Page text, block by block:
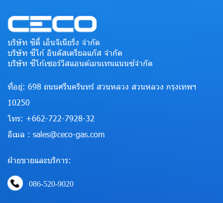
บริษัท ซิตี้ เอ็นจิเนียริ่ง จำกัด
บริษัท ซีโก้ อินดัสเตรียลแก๊ส จำกัด
บริษัท ซีโก้เซอร์วิสแอนด์เมนเทนแนนซ์จำกัด
ที่อยู่: 698 ถนนศรีนครินทร์ สวนหลวง สวนหลวง กรุงเทพฯ
10250
โทร: +662-722-7928-32
อีเมล : sales@ceco-gas.com
ฝ่ายขายและบริการ:
086-520-9020